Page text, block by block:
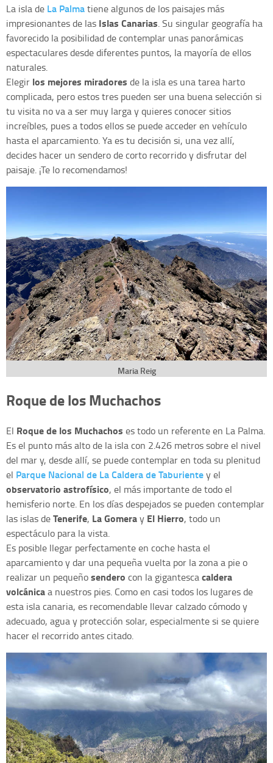
La isla de La Palmatiene algunos de los paisajes más
impresionantes de las Islas Canarias. Su singular geografía ha
favorecido la posibilidad de contemplar unas panorámicas
espectaculares desde diferentes puntos, la mayoría de ellos
naturales.
Elegir los mejores miradores de la isla es una tarea harto
complicada, pero estos tres pueden ser una buena selección si
tu visita no va a ser muy larga y quieres conocer sitios
increíbles, pues a todos ellos se puede acceder en vehículo
hasta el aparcamiento. Ya es tu decisión si, una vez allí,
decides hacer un sendero de corto recorrido y disfrutar del
paisaje. ¡Te lo recomendamos!
Maria Reig
Roque de los Muchachos
El Roque de los Muchachos es todo un referente en La Palma.
Es el punto más alto de la isla con 2.426 metros sobre el nivel
del mar y, desde allí, se puede contemplar en toda su plenitud
el Parque Nacional de La Caldera de Taburientey el
observatorio astrofísico, el más importante de todo el
hemisferio norte. En los días despejados se pueden contemplar
las islas deTenerife, La Gomeray El Hierro, todo un
espectáculo para la vista.
Es posible llegar perfectamente en coche hasta el
aparcamiento y dar una pequeña vuelta por la zona a pie o
realizar un pequeñosendero con la gigantescacaldera
volcánicaa nuestros pies. Como en casi todos los lugares de
esta isla canaria, es recomendable llevar calzado cómodo y
adecuado, agua y protección solar, especialmente si se quiere
hacer el recorrido antes citado.